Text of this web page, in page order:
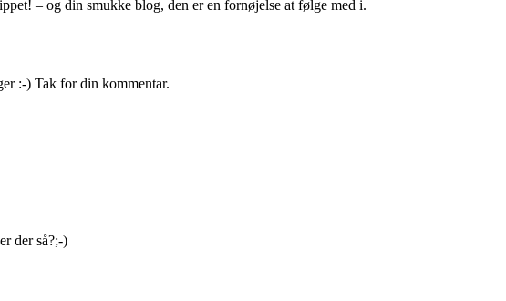
– og din smukke blog, den er en fornøjelse at følge med i.
:-) Tak for din kommentar.
der så?;-)